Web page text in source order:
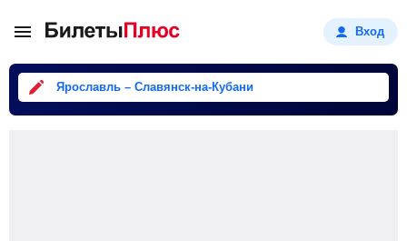
Вход
Ярославль – Славянск-на-Кубани